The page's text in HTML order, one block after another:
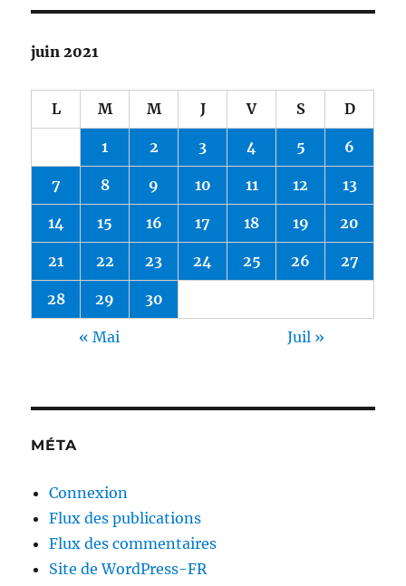
juin 2021
L M M J V S D
1 2 3 4 5 6
7 8 9 10 11 12 13
14 15 16 17 18 19 20
21 22 23 24 25 26 27
28 29 30
« Mai Juil »
MÉTA
Connexion
Flux des publications
Flux des commentaires
Site de WordPress-FR